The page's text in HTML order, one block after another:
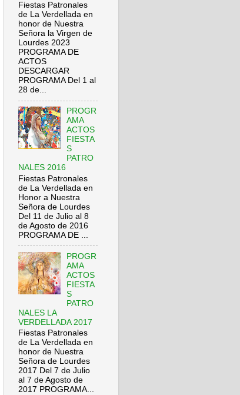
Fiestas Patronales
de La Verdellada en
honor de Nuestra
Señora la Virgen de
Lourdes 2023
PROGRAMA DE
ACTOS
DESCARGAR
PROGRAMA Del 1 al
28 de...
PROGR
AMA
ACTOS
FIESTA
S
PATRO
NALES 2016
Fiestas Patronales
de La Verdellada en
Honor a Nuestra
Señora de Lourdes
Del 11 de Julio al 8
de Agosto de 2016
PROGRAMA DE ...
PROGR
AMA
ACTOS
FIESTA
S
PATRO
NALES LA
VERDELLADA 2017
Fiestas Patronales
de La Verdellada en
honor de Nuestra
Señora de Lourdes
2017 Del 7 de Julio
al 7 de Agosto de
2017 PROGRAMA...